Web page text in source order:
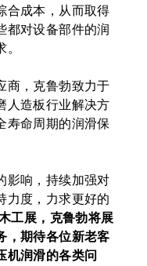
合成本，从而取得
都对设备部件的润
商，克鲁勃致力于
人造板行业解决方
寿命周期的润滑保
影响，持续加强对
力度，力求更好的
工展，克鲁勃将展
，期待各位新老客
机润滑的各类问